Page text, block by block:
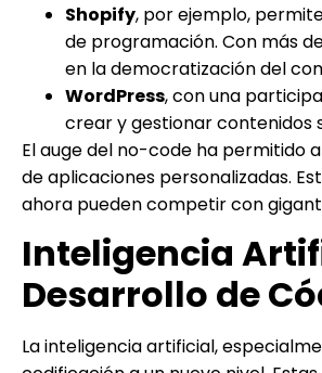
Shopify, por ejemplo,
de programación. Con más
en la democratización del
WordPress, con una
crear y gestionar contenidos
El auge del no-code ha permitido
de aplicaciones personalizadas.
ahora pueden competir con
Inteligencia
Desarrollo de
La inteligencia artificial,